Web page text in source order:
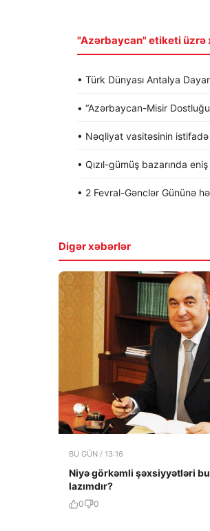
"Azərbaycan" etiketi üzrə
• Türk Dünyası Antalya
• “Azərbaycan-Misir
• Nəqliyat vasitəsinin istifadə
• Qızıl-gümüş bazarında
• 2 Fevral-Gənclər Gününə
Digər xəbərlər
BU GÜN / 13:16
Niyə görkəmli şəxsiyyətləri
lazımdır?
0 0